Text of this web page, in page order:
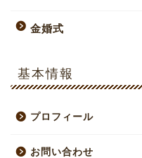
金婚式
基本情報
プロフィール
お問い合わせ